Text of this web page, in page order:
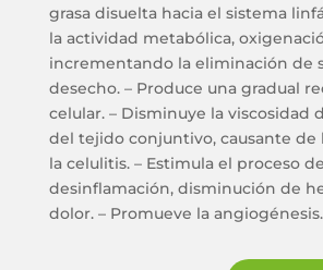
grasa disuelta hacia el sistema
la actividad metabólica,
incrementando la eliminación de
desecho. – Produce una gradual
celular. – Disminuye la viscosidad
del tejido conjuntivo, causante de
la celulitis. – Estimula el proceso de
desinflamación, disminución de
dolor. – Promueve la angiogénesis.